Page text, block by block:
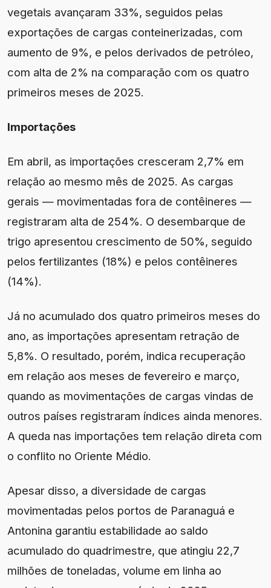
vegetais avançaram 33%, seguidos pelas
exportações de cargas conteinerizadas, com
aumento de 9%, e pelos derivados de petróleo,
com alta de 2% na comparação com os quatro
primeiros meses de 2025.
Importações
Em abril, as importações cresceram 2,7% em
relação ao mesmo mês de 2025. As cargas
gerais — movimentadas fora de contêineres —
registraram alta de 254%. O desembarque de
trigo apresentou crescimento de 50%, seguido
pelos fertilizantes (18%) e pelos contêineres
(14%).
Já no acumulado dos quatro primeiros meses do
ano, as importações apresentam retração de
5,8%. O resultado, porém, indica recuperação
em relação aos meses de fevereiro e março,
quando as movimentações de cargas vindas de
outros países registraram índices ainda menores.
A queda nas importações tem relação direta com
o conflito no Oriente Médio.
Apesar disso, a diversidade de cargas
movimentadas pelos portos de Paranaguá e
Antonina garantiu estabilidade ao saldo
acumulado do quadrimestre, que atingiu 22,7
milhões de toneladas, volume em linha ao